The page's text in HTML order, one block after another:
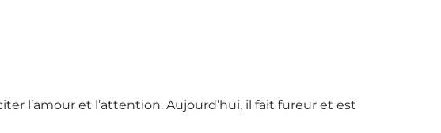
l’amour et l’attention. Aujourd’hui, il fait fureur et est